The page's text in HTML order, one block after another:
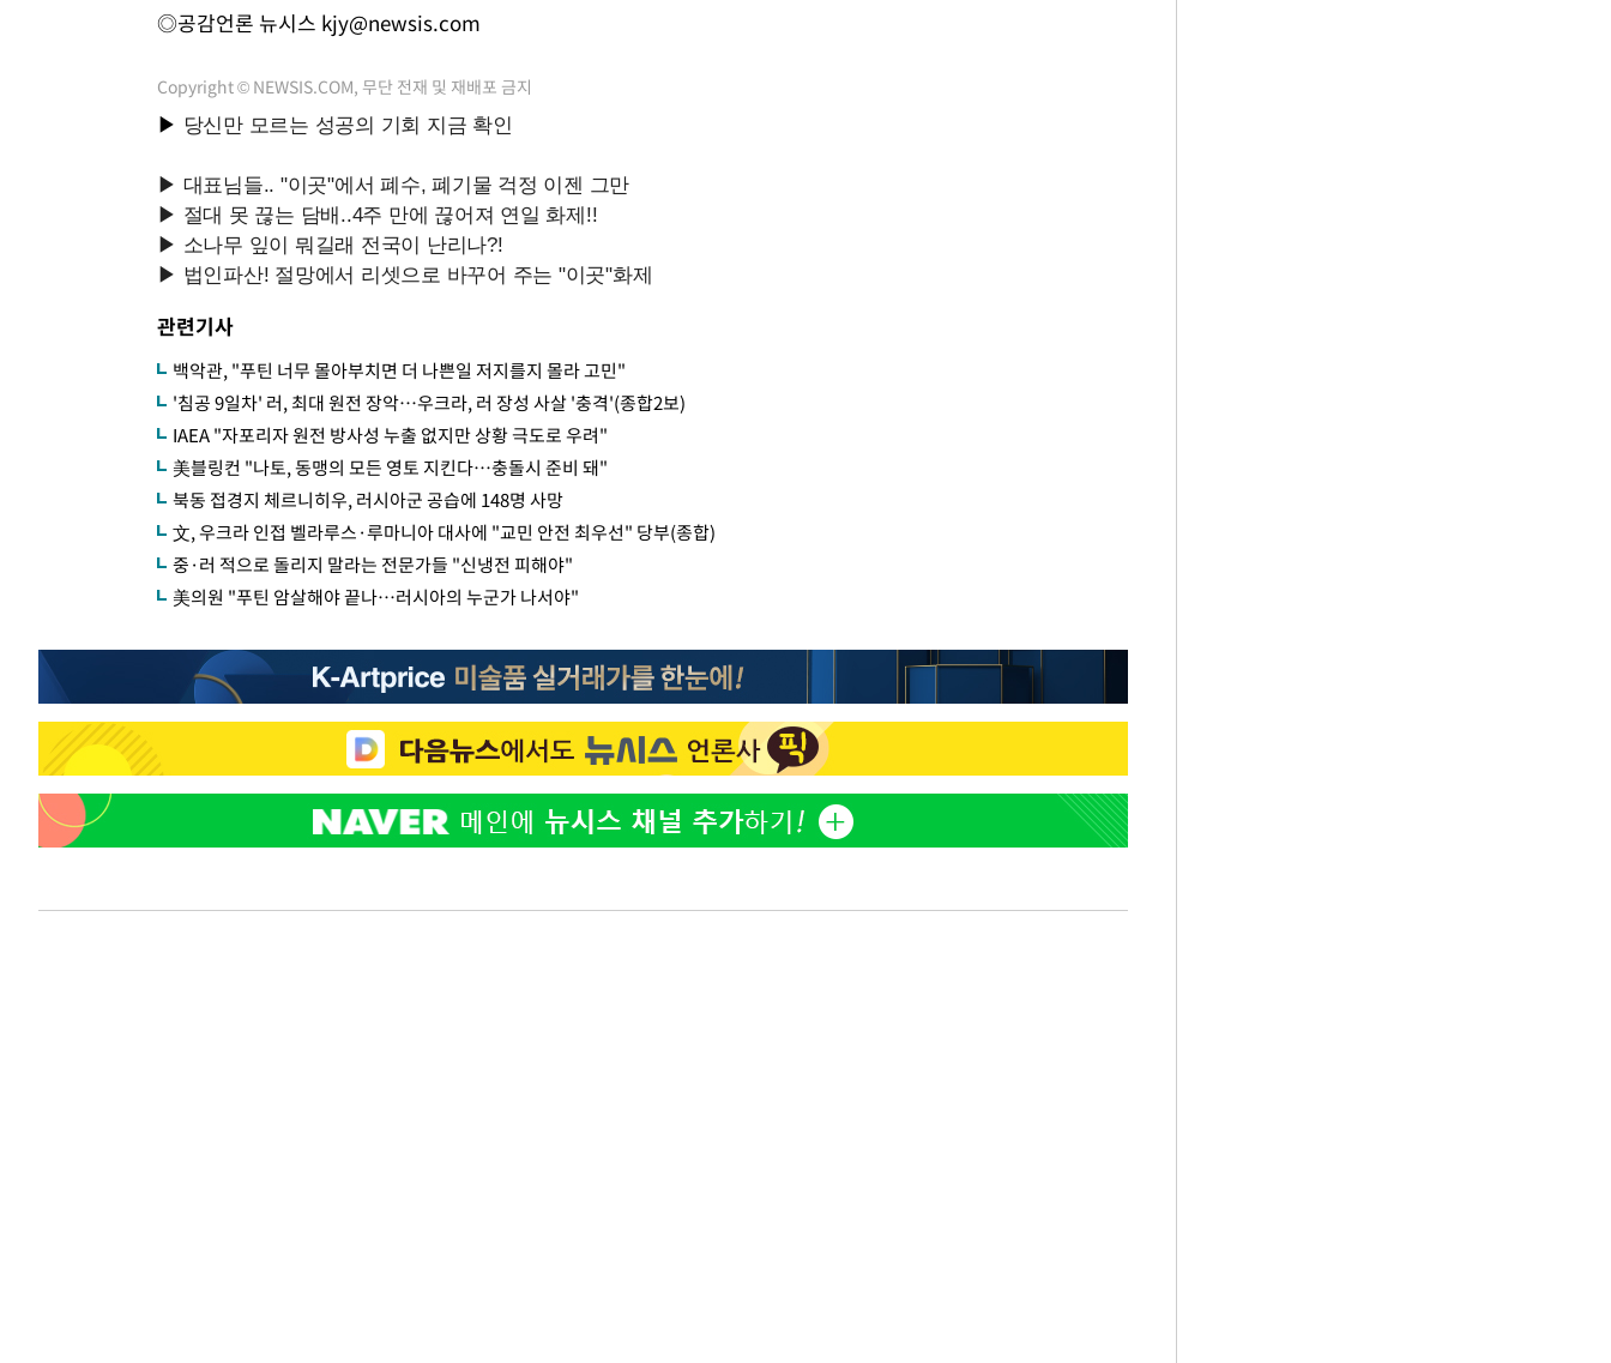
◎공감언론 뉴시스 kjy@newsis.com
Copyright © NEWSIS.COM, 무단 전재 및 재배포 금지
관련기사
백악관, "푸틴 너무 몰아부치면 더 나쁜일 저지를지 몰라 고민"
'침공 9일차' 러, 최대 원전 장악…우크라, 러 장성 사살 '충격'(종합2보)
IAEA "자포리자 원전 방사성 누출 없지만 상황 극도로 우려"
美블링컨 "나토, 동맹의 모든 영토 지킨다…충돌시 준비 돼"
북동 접경지 체르니히우, 러시아군 공습에 148명 사망
文, 우크라 인접 벨라루스·루마니아 대사에 "교민 안전 최우선" 당부(종합)
중·러 적으로 돌리지 말라는 전문가들 "신냉전 피해야"
美의원 "푸틴 암살해야 끝나…러시아의 누군가 나서야"